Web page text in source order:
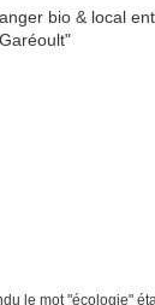
le mot "écologie"